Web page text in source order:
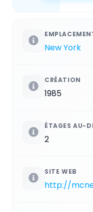
New York
CRÉATION
1985
ÉTAGES AU-
2
SITE WEB
http://